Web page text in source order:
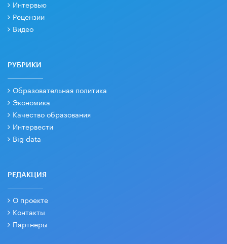
Интервью
Рецензии
Видео
РУБРИКИ
Образовательная политика
Экономика
Качество образования
Интервести
Big data
РЕДАКЦИЯ
О проекте
Контакты
Партнеры